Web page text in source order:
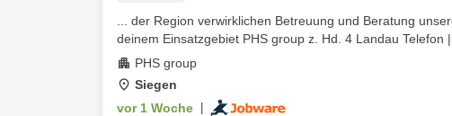
... der Region verwirklichen Betreuung und Beratung
deinem Einsatzgebiet PHS group z. Hd. 4 Landau Telefon |
PHS group
Siegen
vor 1 Woche